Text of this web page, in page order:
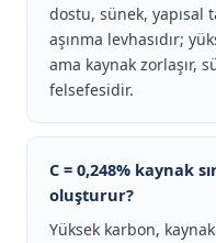
dostu, sünek, yapısal
aşınma levhasıdır;
ama kaynak zorlaşır,
felsefesidir.
C = 0,248% kaynak
oluşturur?
Yüksek karbon,